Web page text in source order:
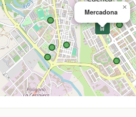
🛒
Mercadona
×